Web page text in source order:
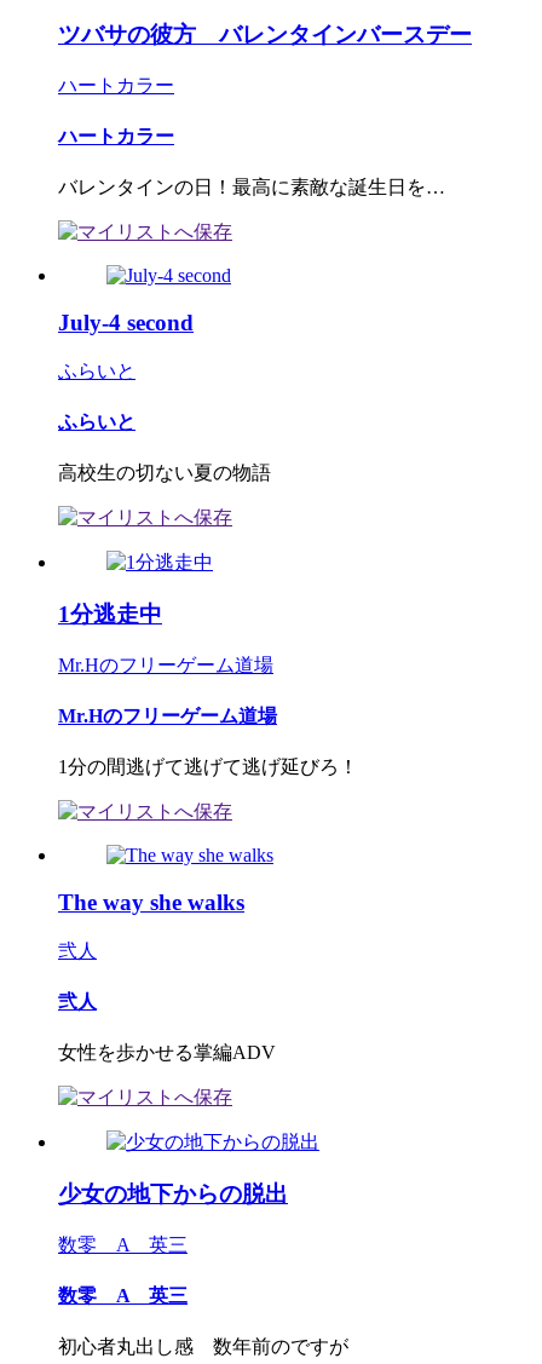
ツバサの彼方 バレンタインバースデー
ハートカラー
ハートカラー
バレンタインの日！最高に素敵な誕生日を…
July-4 second
ふらいと
ふらいと
高校生の切ない夏の物語
1分逃走中
Mr.Hのフリーゲーム道場
Mr.Hのフリーゲーム道場
1分の間逃げて逃げて逃げ延びろ！
The way she walks
弐人
弐人
女性を歩かせる掌編ADV
少女の地下からの脱出
数零 A 英三
数零 A 英三
初心者丸出し感 数年前のですが